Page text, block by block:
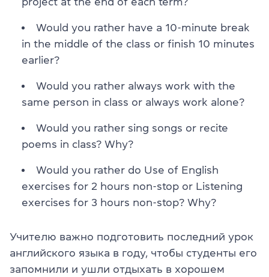
Would you rather have a 10-minute break
in the middle of the class or finish 10 minutes
earlier?
Would you rather always work with the
same person in class or always work alone?
Would you rather sing songs or recite
poems in class? Why?
Would you rather do Use of English
exercises for 2 hours non-stop or Listening
exercises for 3 hours non-stop? Why?
Учителю важно подготовить последний урок
английского языка в году, чтобы студенты его
запомнили и ушли отдыхать в хорошем